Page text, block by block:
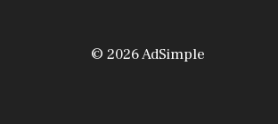
© 2026 AdSimple